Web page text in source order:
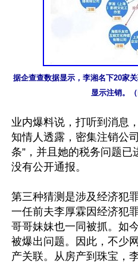
据企查查数据显示，李湘名下20家
显示注销。（
业内爆料说，打听到消息
知情人透露，密集注销公
条”，并且她的税务问题
没有公开通报。
第三种猜测是涉及经济犯
一任前夫李厚霖因经济犯
哥哥妹妹也一同被抓。如
被爆出问题。因此，不少
产关联。从房产到珠宝，